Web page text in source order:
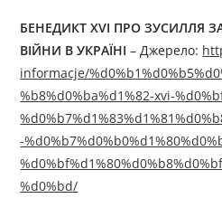
БЕНЕДИКТ XVI ПРО ЗУСИЛЛЯ
ВІЙНИ В УКРАЇНІ – Джерелo:
informacje/
%b8%d0%ba%d1%82-xvi-
-
%d0%bd/